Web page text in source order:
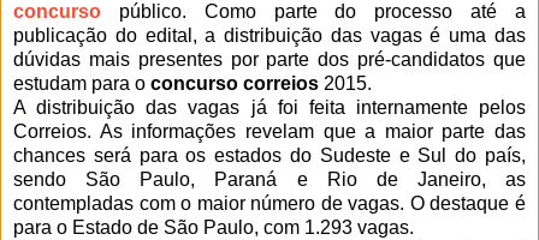
concurso público. Como parte do processo até a
publicação do edital, a distribuição das vagas é uma das
dúvidas mais presentes por parte dos pré-candidatos que
estudam para o concurso correios 2015.
A distribuição das vagas já foi feita internamente pelos
Correios. As informações revelam que a maior parte das
chances será para os estados do Sudeste e Sul do país,
sendo São Paulo, Paraná e Rio de Janeiro, as
contempladas com o maior número de vagas. O destaque é
para o Estado de São Paulo, com 1.293 vagas.